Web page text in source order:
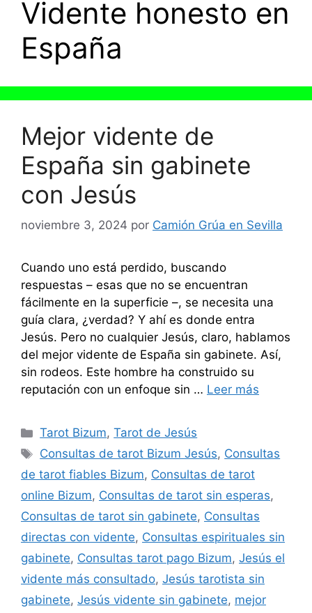
Vidente honesto en
España
Mejor vidente de
España sin gabinete
con Jesús
noviembre 3, 2024 por Camión Grúa en Sevilla
Cuando uno está perdido, buscando
respuestas – esas que no se encuentran
fácilmente en la superficie –, se necesita una
guía clara, ¿verdad? Y ahí es donde entra
Jesús. Pero no cualquier Jesús, claro, hablamos
del mejor vidente de España sin gabinete. Así,
sin rodeos. Este hombre ha construido su
reputación con un enfoque sin … Leer más
Categorías
Tarot Bizum,Tarot de Jesús
Etiquetas
Consultas de tarot Bizum Jesús, Consultas
de tarot fiables Bizum, Consultas de tarot
online Bizum, Consultas de tarot sin esperas,
Consultas de tarot sin gabinete, Consultas
directas con vidente, Consultas espirituales sin
gabinete, Consultas tarot pago Bizum, Jesús el
vidente más consultado, Jesús tarotista sin
gabinete, Jesús vidente sin gabinete, mejor